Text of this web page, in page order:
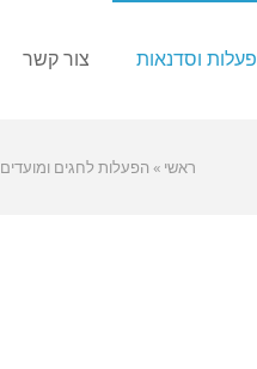
וסדנאות צור קשר
ראשי » הפעלות לחגים ומועדים